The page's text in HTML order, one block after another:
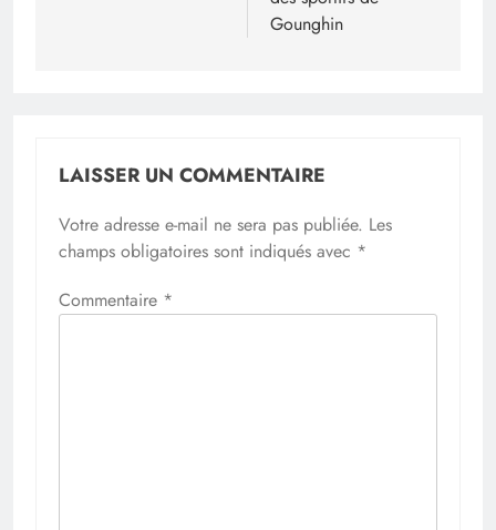
Gounghin
LAISSER UN COMMENTAIRE
Votre adresse e-mail ne sera pas publiée. Les
champs obligatoires sont indiqués avec *
Commentaire *